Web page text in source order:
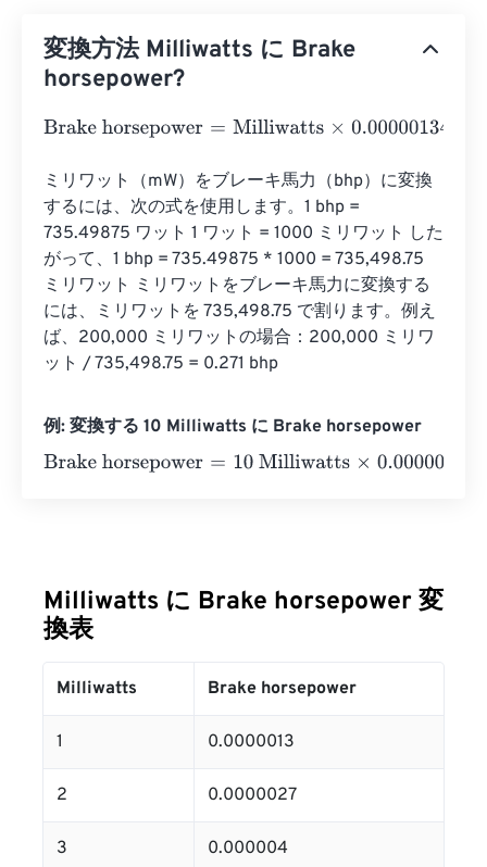
変換方法 Milliwatts に Brake
horsepower?
Brake horsepower=Milliwatts×0.00000134
ミリワット（mW）をブレーキ馬力（bhp）に変換
するには、次の式を使用します。1 bhp =
735.49875 ワット 1 ワット = 1000 ミリワット した
がって、1 bhp = 735.49875 * 1000 = 735,498.75
ミリワット ミリワットをブレーキ馬力に変換する
には、ミリワットを 735,498.75 で割ります。例え
ば、200,000 ミリワットの場合：200,000 ミリワ
ット / 735,498.75 = 0.271 bhp
例: 変換する 10 Milliwatts に Brake horsepower
Brake horsepower=10 Milliwatts×0.00000134=
Milliwatts に Brake horsepower 変
換表
Milliwatts Brake horsepower
1 0.0000013
2 0.0000027
3 0.000004